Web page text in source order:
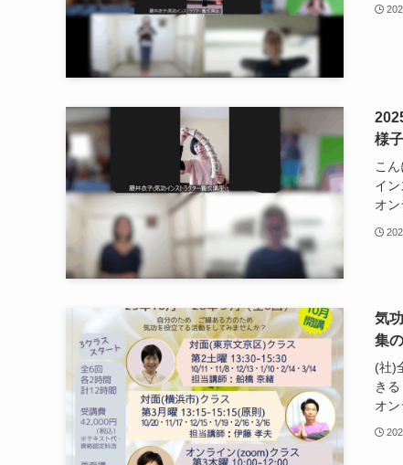
様子
こ
イ
オ
気
集
(社)
き
オン